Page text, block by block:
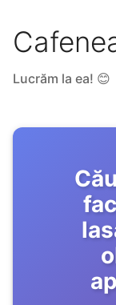
Lucrăm la ea! 😊